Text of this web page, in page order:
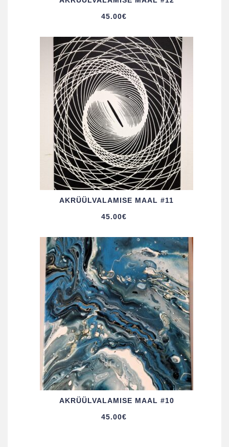
45.00€
AKRÜÜL­VALAMISE MAAL #11
45.00€
AKRÜÜL­VALAMISE MAAL #10
45.00€